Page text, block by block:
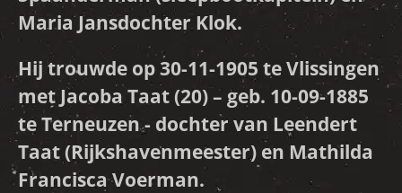
Maria Jansdochter Klok.
Hij trouwde op 30-11-1905 te Vlissingen
met Jacoba Taat (20) – geb. 10-09-1885
te Terneuzen - dochter van Leendert
Taat (Rijkshavenmeester) en Mathilda
Francisca Voerman.